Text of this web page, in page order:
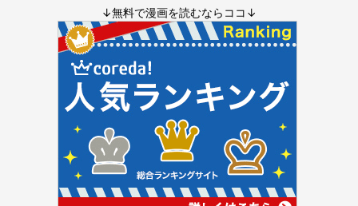
↓無料で漫画を読むならココ↓